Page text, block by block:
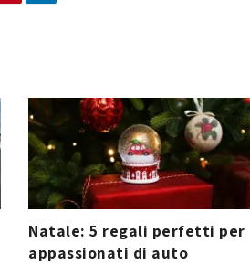
Natale: 5 regali perfetti per
appassionati di auto